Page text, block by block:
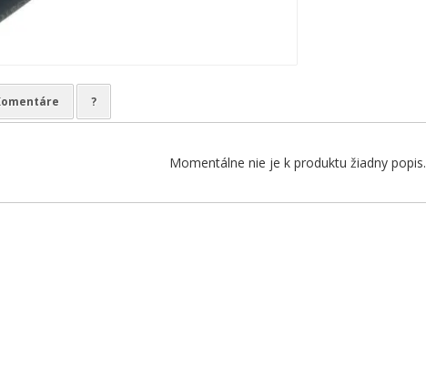
?
Momentálne nie je k produktu žiadny popis.